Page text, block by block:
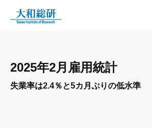
2025年2月雇用統計
失業率は2.4％と5カ月ぶりの低水準